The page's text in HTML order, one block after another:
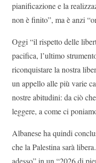
pianificazione e la
non è finito”, ma è anzi
Oggi “il rispetto delle
pacifica, l’ultimo
riconquistare la nostra
un appello alle più varie
nostre abitudini: da ciò
leggere, a come ci
Albanese ha quindi
che la Palestina sarà